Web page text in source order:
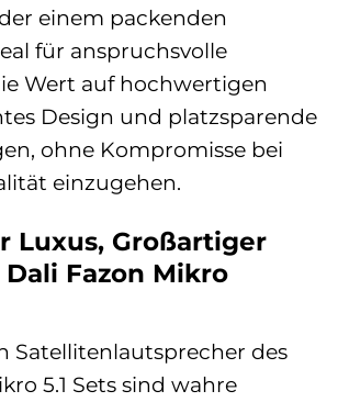
einem packenden
für anspruchsvolle
Wert auf hochwertigen
Design und platzsparende
ohne Kompromisse bei
einzugehen.
Luxus, Großartiger
Fazon Mikro
Satellitenlautsprecher des
5.1 Sets sind wahre